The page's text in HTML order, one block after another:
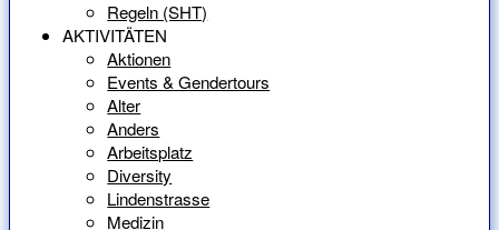
Regeln (SHT)
AKTIVITÄTEN
Aktionen
Events & Gendertours
Alter
Anders
Arbeitsplatz
Diversity
Lindenstrasse
Medizin